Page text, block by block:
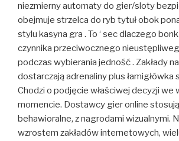
niezmierny automaty do gier/sloty
obejmuje strzelca do ryb tytuł obok
stylu kasyna gra . To ‘ sec dlaczego
czynnika przeciwocznego
podczas wybierania jedność . Zakłady
dostarczają adrenaliny plus łamigłówka
Chodzi o podjęcie właściwej decyzji we
momencie. Dostawcy gier online
behawioralne, z nagrodami wizualnymi.
wzrostem zakładów internetowych,